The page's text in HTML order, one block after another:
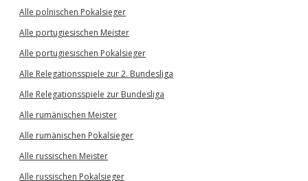
Alle polnischen Pokalsieger
Alle portugiesischen Meister
Alle portugiesischen Pokalsieger
Alle Relegationsspiele zur 2. Bundesliga
Alle Relegationsspiele zur Bundesliga
Alle rumänischen Meister
Alle rumänischen Pokalsieger
Alle russischen Meister
Alle russischen Pokalsieger